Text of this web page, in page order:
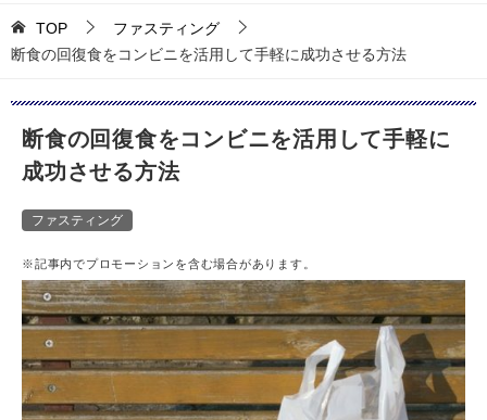
TOP
ファスティング
断食の回復食をコンビニを活用して手軽に成功させる方法
断食の回復食をコンビニを活用して手軽に
成功させる方法
ファスティング
※記事内でプロモーションを含む場合があります。